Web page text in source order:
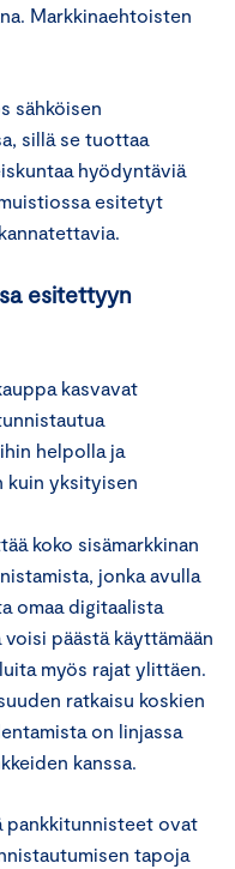
Markkinaehtoisten
sähköisen
sillä se tuottaa
hyödyntäviä
esitetyt
esitettyyn
kasvavat
helpolla ja
kuin yksityisen
koko sisämarkkinan
jonka avulla
omaa digitaalista
päästä käyttämään
myös rajat ylittäen.
ratkaisu koskien
on linjassa
kanssa.
pankkitunnisteet ovat
tapoja